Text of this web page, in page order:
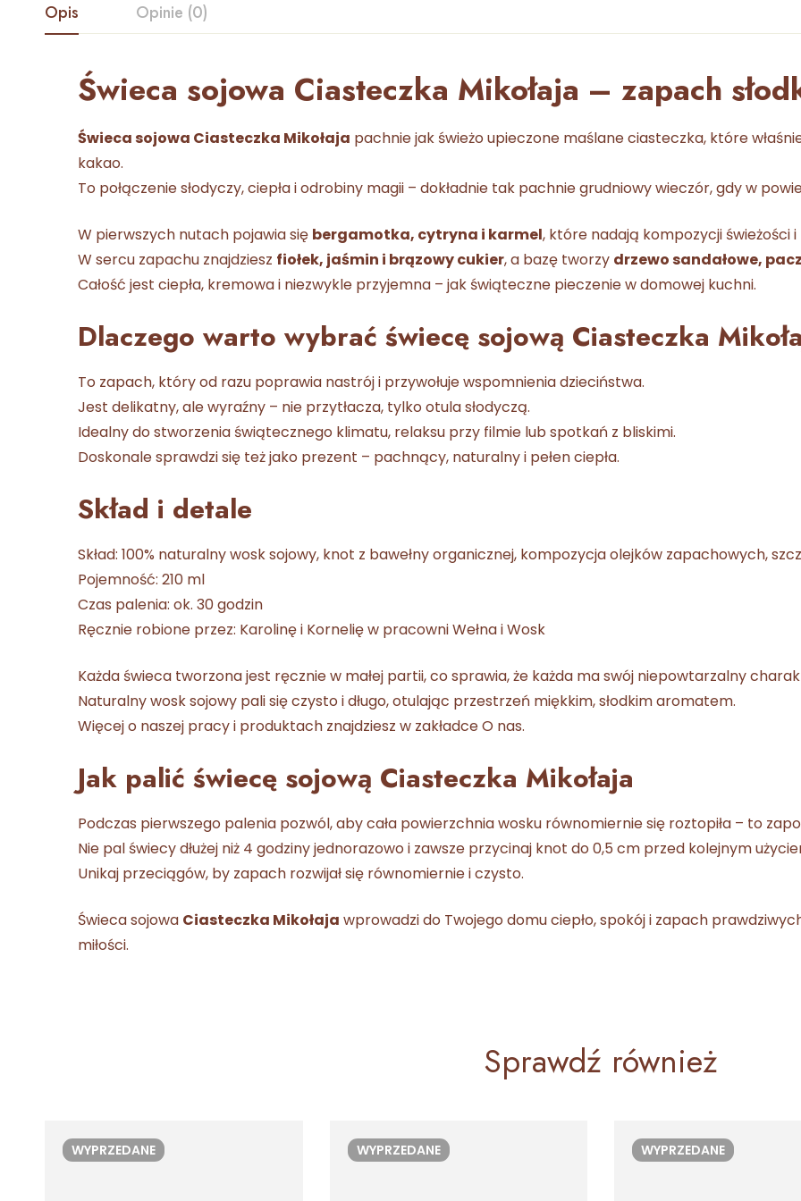
Opis Opinie (0)
Świeca sojowa Ciasteczka Mikołaja – zapach
Świeca sojowa Ciasteczka Mikołaja pachnie jak świeżo upieczone maślane ciasteczka, które
kakao.
To połączenie słodyczy, ciepła i odrobiny magii – dokładnie tak pachnie grudniowy wieczór, gdy w
W pierwszych nutach pojawia się bergamotka, cytryna i karmel, które nadają kompozycji świeżości i
W sercu zapachu znajdziesz fiołek, jaśmin i brązowy cukier, a bazę tworzy drzewo sandałowe,
Całość jest ciepła, kremowa i niezwykle przyjemna – jak świąteczne pieczenie w domowej kuchni.
Dlaczego warto wybrać świecę sojową Ciasteczka
To zapach, który od razu poprawia nastrój i przywołuje wspomnienia dzieciństwa.
Jest delikatny, ale wyraźny – nie przytłacza, tylko otula słodyczą.
Idealny do stworzenia świątecznego klimatu, relaksu przy filmie lub spotkań z bliskimi.
Doskonale sprawdzi się też jako prezent – pachnący, naturalny i pełen ciepła.
Skład i detale
Skład: 100% naturalny wosk sojowy, knot z bawełny organicznej, kompozycja olejków zapachowych,
Pojemność: 210 ml
Czas palenia: ok. 30 godzin
Ręcznie robione przez: Karolinę i Kornelię w pracowni Wełna i Wosk
Każda świeca tworzona jest ręcznie w małej partii, co sprawia, że każda ma swój niepowtarzalny
Naturalny wosk sojowy pali się czysto i długo, otulając przestrzeń miękkim, słodkim aromatem.
Więcej o naszej pracy i produktach znajdziesz w zakładceO nas.
Jak palić świecę sojową Ciasteczka Mikołaja
Podczas pierwszego palenia pozwól, aby cała powierzchnia wosku równomiernie się roztopiła – to
Nie pal świecy dłużej niż 4 godziny jednorazowo i zawsze przycinaj knot do 0,5 cm przed kolejnym
Unikaj przeciągów, by zapach rozwijał się równomiernie i czysto.
Świeca sojowa Ciasteczka Mikołaja wprowadzi do Twojego domu ciepło, spokój i zapach
miłości.
Sprawdź również
WYPRZEDANE WYPRZEDANE WYPRZEDANE